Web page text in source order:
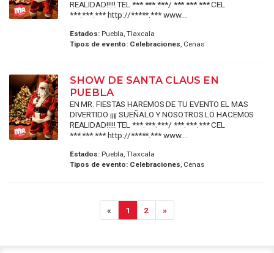
REALIDAD!!!!! TEL ***.***.***/ ***.***.*** CEL
***.***.*** http://*****.*** www....
Estados:Puebla, Tlaxcala
Tipos de evento: Celebraciones, Cenas
SHOW DE SANTA CLAUS EN
PUEBLA
EN MR. FIESTAS HAREMOS DE TU EVENTO EL MAS
DIVERTIDO ¡¡¡¡ SUEÑALO Y NOSOTROS LO HACEMOS
REALIDAD!!!!! TEL ***.***.***/ ***.***.*** CEL
***.***.*** http://*****.*** www....
Estados:Puebla, Tlaxcala
Tipos de evento: Celebraciones, Cenas
« 1 2 »